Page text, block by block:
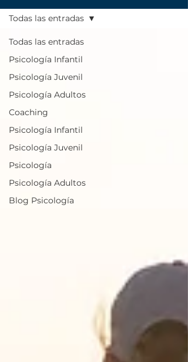
Todas las entradas
Psicología Infantil
Psicología Juvenil
Psicología Adultos
Coaching
Psicología Infantil
Psicología Juvenil
Psicología
Psicología Adultos
Blog Psicología
Todas las entradas